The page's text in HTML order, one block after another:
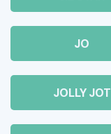
JO
JOLLY JOT